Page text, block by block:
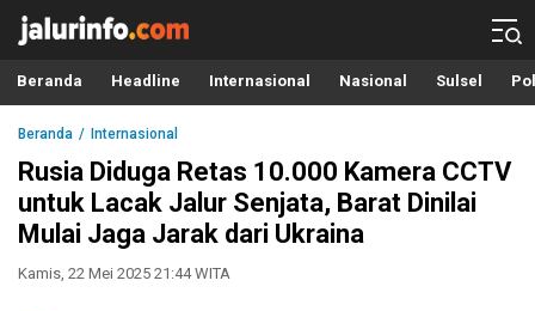
Info Terbaru, Berita Terkini Hari Ini, Jalurinfo.com
Terkini, Akurat dan Terpercaya
Beranda Headline Internasional Nasional Sulsel
Beranda Internasional
Rusia Diduga Retas 10.000 Kamera CCTV
untuk Lacak Jalur Senjata, Barat Dinilai
Mulai Jaga Jarak dari Ukraina
Kamis, 22 Mei 2025 21:44 WITA